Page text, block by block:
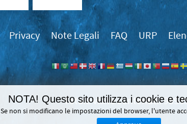
Privacy Note Legali FAQ URP
NOTA! Questo sito utilizza i cookie e
Se non si modificano le impostazioni del browser, l'utente